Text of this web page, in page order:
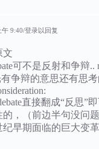
9:40 登录以回复
文
可不是反射和争辩..
有争辩的意思还有思
直接翻成“反思”
，（前边半句没问
早期面临的巨大变革